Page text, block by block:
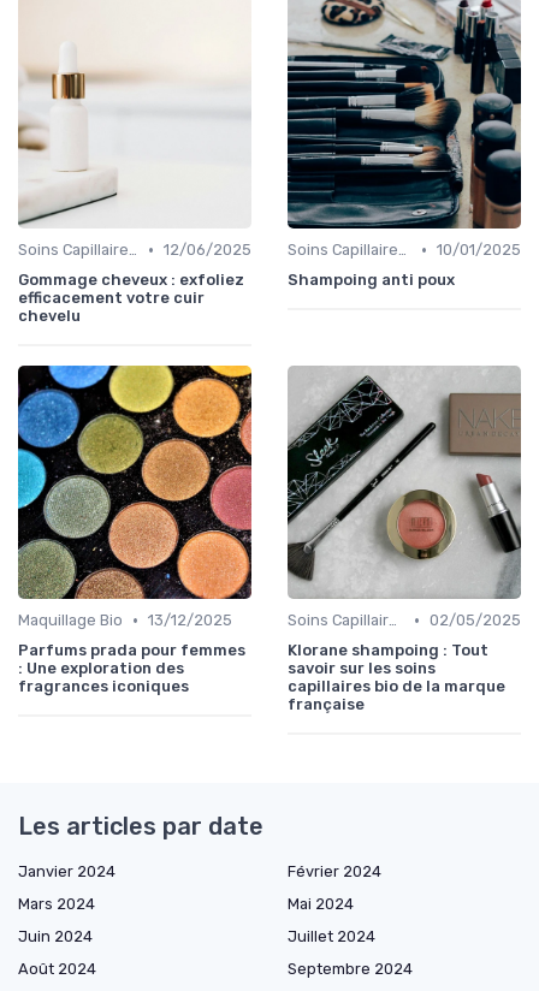
Soins Capillaires Bio • 12/06/2025
Gommage cheveux : exfoliez
efficacement votre cuir
chevelu
Soins Capillaires Bio • 10/01/2025
Shampoing anti poux
Maquillage Bio • 13/12/2025
Parfums prada pour femmes
: Une exploration des
fragrances iconiques
Soins Capillaires Bio • 02/05/2025
Klorane shampoing : Tout
savoir sur les soins
capillaires bio de la marque
française
Les articles par date
Janvier 2024
Février 2024
Mars 2024
Mai 2024
Juin 2024
Juillet 2024
Août 2024
Septembre 2024